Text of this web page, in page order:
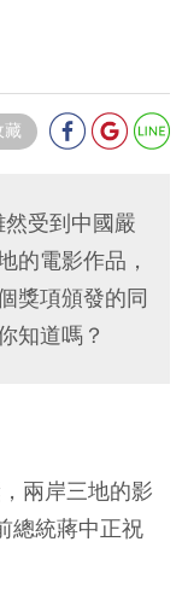
藏
受到中國嚴
的電影作品，
獎項頒發的同
知道嗎？
兩岸三地的影
總統蔣中正祝